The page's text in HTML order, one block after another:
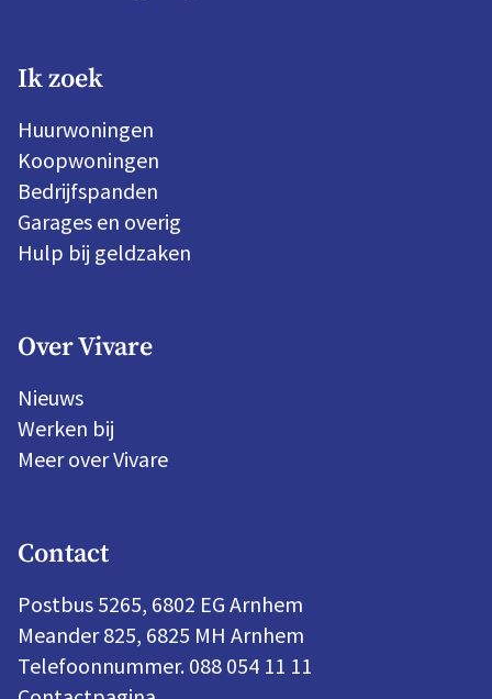
Ik zoek
Huurwoningen
Koopwoningen
Bedrijfspanden
Garages en overig
Hulp bij geldzaken
Over Vivare
Nieuws
Werken bij
Meer over Vivare
Contact
Postbus 5265, 6802 EG Arnhem
Meander 825, 6825 MH Arnhem
Telefoonnummer. 088 054 11 11